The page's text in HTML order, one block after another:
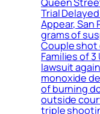
Trial
Appear, San
grams of
Couple shot
Families of 3
lawsuit
monoxide
of burning
outside
triple